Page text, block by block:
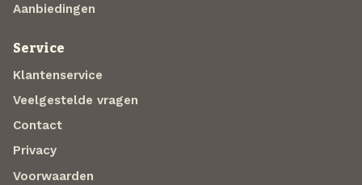
Aanbiedingen
Service
Klantenservice
Veelgestelde vragen
Contact
Privacy
Voorwaarden